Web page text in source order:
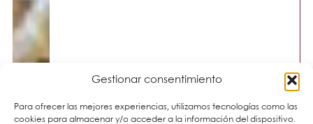
Gestionar consentimiento
Para ofrecer las mejores experiencias, utilizamos tecnologías como las
cookies para almacenar y/o acceder a la información del dispositivo.